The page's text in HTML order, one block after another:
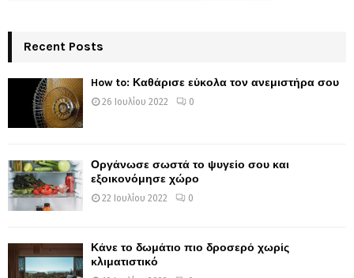
Recent Posts
How to: Καθάρισε εύκολα τον ανεμιστήρα σου
26 Ιουλίου 2022 0
Οργάνωσε σωστά το ψυγείο σου και
εξοικονόμησε χώρο
22 Ιουλίου 2022 0
Κάνε το δωμάτιο πιο δροσερό χωρίς
κλιματιστικό